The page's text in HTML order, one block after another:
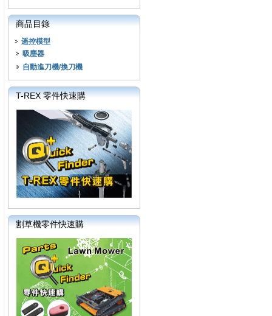
商品目錄
遥控模型
吸塵器
自動進刀機/換刀機
T-REX 零件快速購
割草機零件快速購